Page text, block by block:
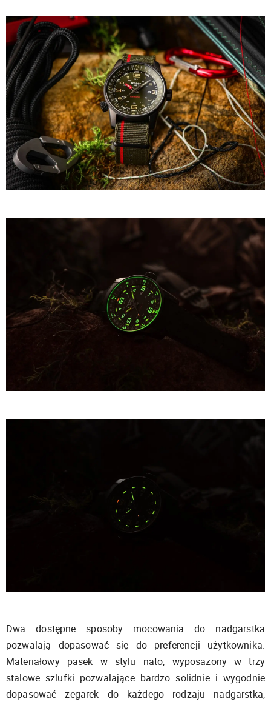
Dwa dostępne sposoby mocowania do nadgarstka
pozwalają dopasować się do preferencji użytkownika.
Materiałowy pasek w stylu nato, wyposażony w trzy
stalowe szlufki pozwalające bardzo solidnie i wygodnie
dopasować zegarek do każdego rodzaju nadgarstka,